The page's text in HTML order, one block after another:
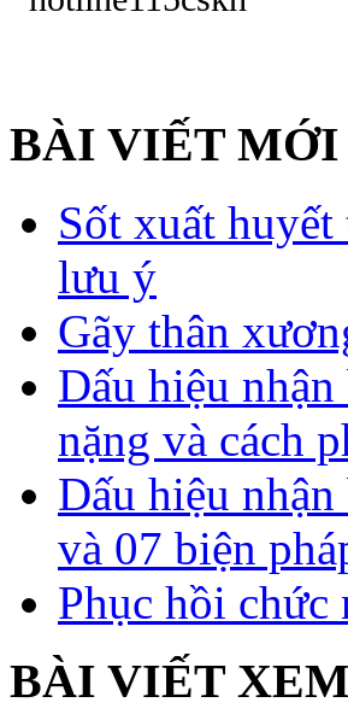
BÀI VIẾT
Sốt xuất
lưu ý
Gãy thân
Dấu hiệu
nặng và cách
Dấu hiệu
và 07 biện
Phục hồi chức
BÀI VIẾT